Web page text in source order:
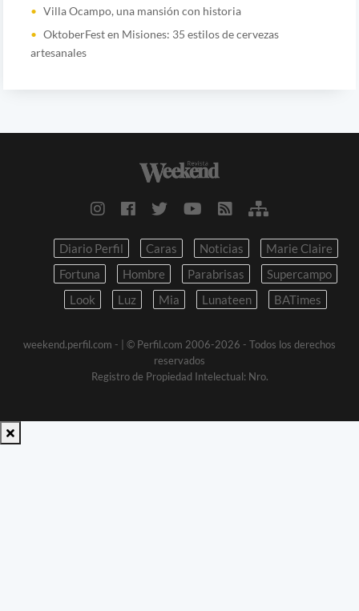
Villa Ocampo, una mansión con historia
OktoberFest en Misiones: 35 estilos de cervezas
artesanales
Diario Perfil Caras Noticias
Marie Claire
Fortuna
Hombre Parabrisas
Supercampo
Look
Luz Mia Lunateen BATimes
weekend.perfil.com -
| © Perfil.com 2006-2026 - Todos los derechos
reservados
Registro de Propiedad Intelectual: Nro.